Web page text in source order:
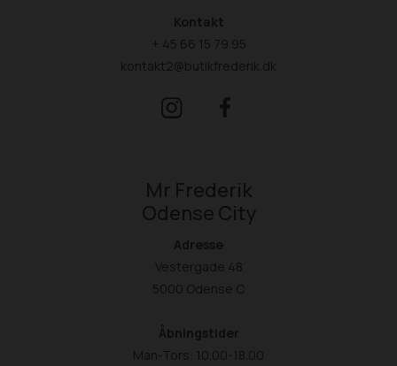
Kontakt
+ 45 66 15 79 95
kontakt2@butikfrederik.dk
Mr Frederik
Odense City
Adresse
Vestergade 48
5000 Odense C
Åbningstider
Man-Tors: 10.00-18.00